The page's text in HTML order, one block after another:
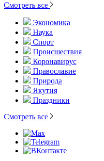
Смотреть все
Экономика
Наука
Спорт
Происшествия
Коронавирус
Православие
Природа
Якутия
Праздники
Смотреть все